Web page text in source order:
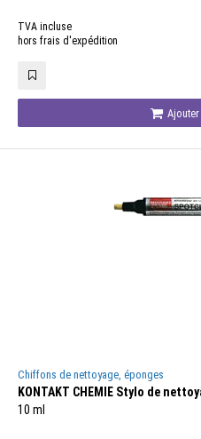
TVA incluse
hors frais d'expédition
Chiffons de nettoyage, éponges
KONTAKT CHEMIE Stylo de
10 ml